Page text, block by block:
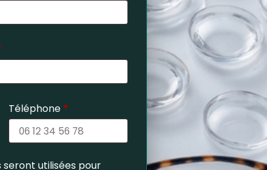
Téléphone *
utilisées pour